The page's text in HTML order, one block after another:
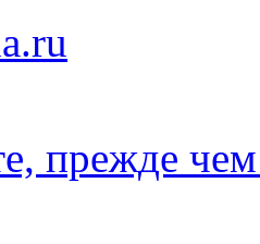
прежде чем